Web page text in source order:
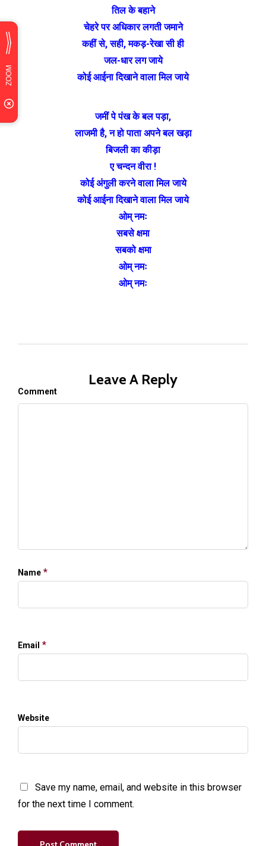
तिल के बहाने
चेहरे पर अधिकार लगती जमाने
कहीं से, सही, मकड़-रेखा सी ही
जल-धार लग जाये
कोई आईना दिखाने वाला मिल जाये
जमीं पे पंख के बल पड़ा,
लाजमी है, न हो पाता अपने बल खड़ा
बिजली का कीड़ा
ए चन्दन वीरा !
कोई अंगुली करने वाला मिल जाये
कोई आईना दिखाने वाला मिल जाये
ओम् नमः
सबसे क्षमा
सबको क्षमा
ओम् नमः
ओम् नमः
Leave A Reply
Comment
Name *
Email *
Website
Save my name, email, and website in this browser
for the next time I comment.